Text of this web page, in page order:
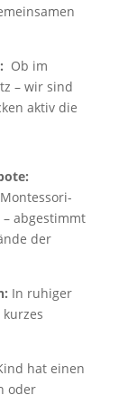
Ob im
– wir sind
aktiv die
abgestimmt
der
In ruhiger
hat einen
oder